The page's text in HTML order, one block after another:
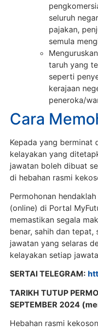
seluruh
pajakan,
semula
taruh yang
seperti
kerajaan
peneroka/
Cara
Kepada yang berminat
kelayakan yang
jawatan boleh dibuat
di hebahan rasmi
Permohonan
(online) di Portal
memastikan segala
benar, sahih dan tepat,
jawatan yang selaras
kelayakan setiap
SERTAI TELEGRAM:
TARIKH TUTUP
SEPTEMBER 2024
Hebahan rasmi